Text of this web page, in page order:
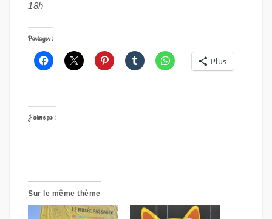
18h
Partager :
Plus
J’aime ça :
Sur le même thème